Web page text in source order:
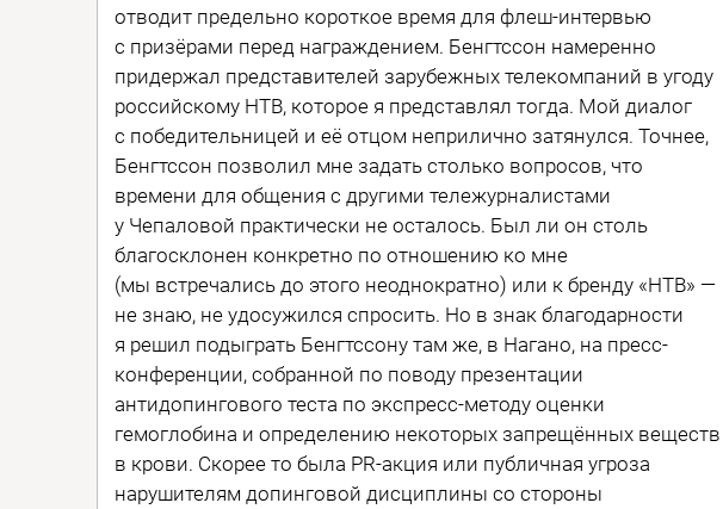
отводит предельно короткое время для флеш-интервью
с призёрами перед награждением. Бенгтссон намеренно
придержал представителей зарубежных телекомпаний в угоду
российскому НТВ, которое я представлял тогда. Мой диалог
с победительницей и её отцом неприлично затянулся. Точнее,
Бенгтссон позволил мне задать столько вопросов, что
времени для общения с другими тележурналистами
у Чепаловой практически не осталось. Был ли он столь
благосклонен конкретно по отношению ко мне
(мы встречались до этого неоднократно) или к бренду «НТВ» — ​
не знаю, не удосужился спросить. Но в знак благодарности
я решил подыграть Бенгтссону там же, в Нагано, на пресс-
конференции, собранной по поводу презентации
антидопингового теста по экспресс-методу оценки
гемоглобина и определению некоторых запрещённых веществ
в крови. Скорее то была PR-акция или публичная угроза
нарушителям допинговой дисциплины со стороны